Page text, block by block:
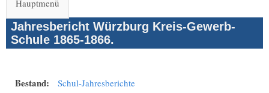
Hauptmenü
Jahresbericht Würzburg Kreis-Gewerb-
Schule 1865-1866.
Bestand: Schul-Jahresberichte